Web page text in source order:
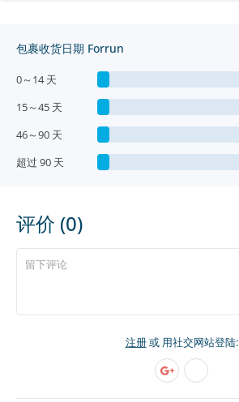
包裹收货日期 Forrun
0～14 天
15～45 天
46～90 天
超过 90 天
评价 (0)
注册或 用社交网站登陆: